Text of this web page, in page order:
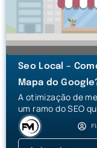
Seo Local –
Mapa do
A otimização de
um ramo do SEO